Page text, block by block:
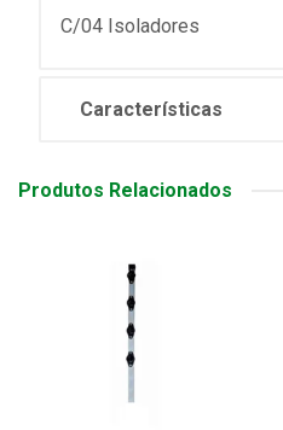
C/04 Isoladores
Características
Produtos Relacionados